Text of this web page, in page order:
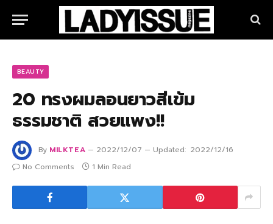
BEAUTY
20 ทรงผมลอนยาวสีเข้ม
ธรรมชาติ สวยแพง!!
By MILKTEA 2022/12/07 Updated: 2022/12/16
No Comments
1 Min Read